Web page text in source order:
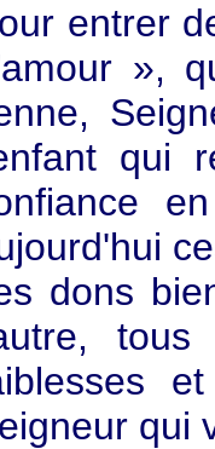
entrer
»,
qui
dons
qui